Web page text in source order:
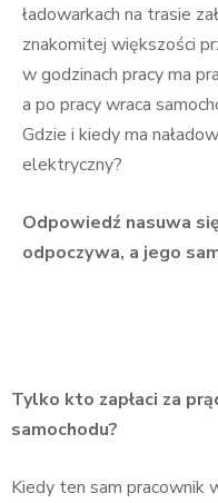
ładowarkach na trasie
znakomitej większości
w godzinach pracy ma
a po pracy wraca
Gdzie i kiedy ma
elektryczny?
Odpowiedź nasuwa
odpoczywa, a jego
Tylko kto zapłaci za
samochodu?
Kiedy ten sam pracownik